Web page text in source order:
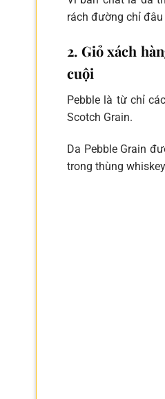
rách đường chỉ đâu
2. Giỏ xách
cuội
Pebble là từ chỉ
Scotch Grain.
Da Pebble Grain
trong thùng